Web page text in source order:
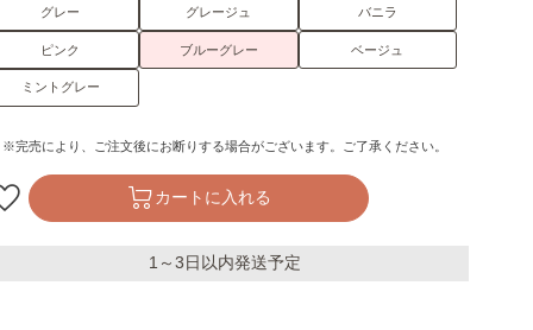
グレー グレージュ バニラ
ピンク ブルーグレー ベージュ
ミントグレー
※完売により、ご注文後にお断りする場合がございます。ご了承ください。
カートに入れる
1～3日以内発送予定